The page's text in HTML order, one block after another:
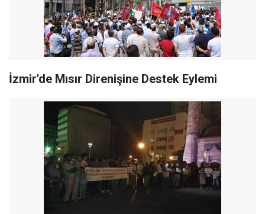
İzmir'de Mısır Direnişine Destek Eylemi